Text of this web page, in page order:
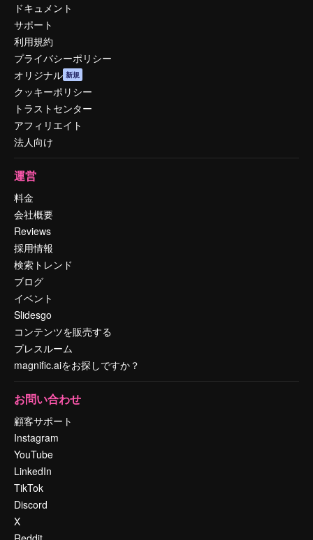
ドキュメント
サポート
利用規約
プライバシーポリシー
オリジナル 新規
クッキーポリシー
トラストセンター
アフィリエイト
法人向け
運営
料金
会社概要
Reviews
採用情報
検索トレンド
ブログ
イベント
Slidesgo
コンテンツを販売する
プレスルーム
magnific.aiをお探しですか？
お問い合わせ
顧客サポート
Instagram
YouTube
LinkedIn
TikTok
Discord
X